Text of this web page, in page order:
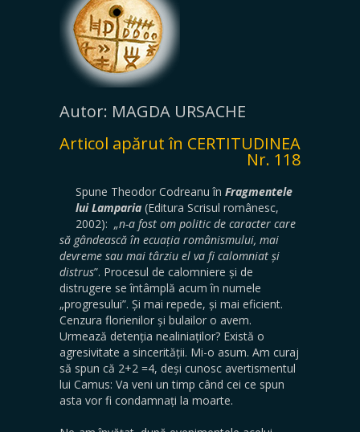
Autor: MAGDA URSACHE
Articol apărut în CERTITUDINEA
Nr. 118
Spune Theodor Codreanu în Fragmentele
lui Lamparia (Editura Scrisul românesc,
2002): „n-a fost om politic de caracter care
să gândească în ecuația românismului, mai
devreme sau mai târziu el va fi calomniat și
distrus”. Procesul de calomniere și de
distrugere se întâmplă acum în numele
„progresului”. Și mai repede, și mai eficient.
Cenzura florienilor și bulailor o avem.
Urmează detenția nealiniaților? Există o
agresivitate a sincerității. Mi-o asum. Am curaj
să spun că 2+2 =4, deși cunosc avertismentul
lui Camus: Va veni un timp când cei ce spun
asta vor fi condamnați la moarte.